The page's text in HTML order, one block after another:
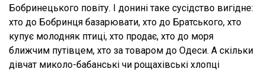
Бобринецького повіту. І донині таке сусідство вигідне:
хто до Бобринця базарювати, хто до Братського, хто
купує молодняк птиці, хто продає, хто до моря
ближчим путівцем, хто за товаром до Одеси. А скільки
дівчат миколо-бабанські чи рощахівські хлопці